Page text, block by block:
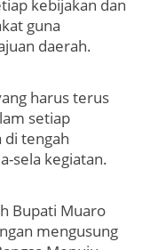
kebijakan dan
guna
daerah.
harus terus
setiap
di tengah
sela kegiatan.
Bupati Muaro
mengusung